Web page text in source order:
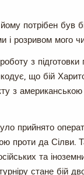
потрібен був
і розривом
з
що бій
з
прийнято
проти да Сілви.
та
стане бій